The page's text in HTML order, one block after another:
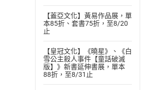
【蓋亞文化】黃易作品展，單
本85折、套書75折，至8/20
止
【皇冠文化】《曉星》、《白
雪公主殺人事件【童話破滅
版】》新書延伸書展，單本
88折，至8/31止